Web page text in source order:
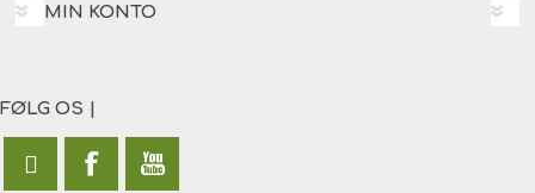
MIN KONTO
FØLG OS |